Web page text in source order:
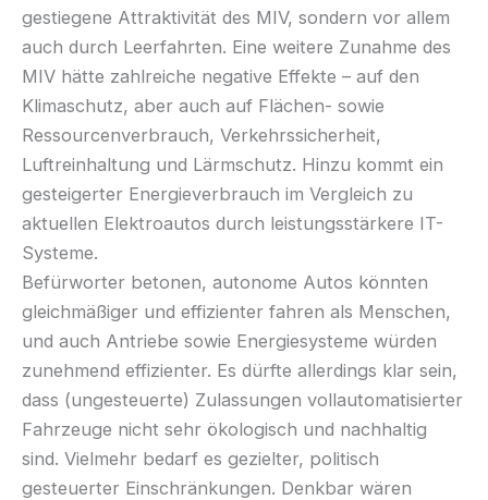
gestiegene Attraktivität des MIV, sondern vor allem
auch durch Leerfahrten. Eine weitere Zunahme des
MIV hätte zahlreiche negative Effekte – auf den
Klimaschutz, aber auch auf Flächen- sowie
Ressourcenverbrauch, Verkehrssicherheit,
Luftreinhaltung und Lärmschutz. Hinzu kommt ein
gesteigerter Energieverbrauch im Vergleich zu
aktuellen Elektroautos durch leistungsstärkere IT-
Systeme.
Befürworter betonen, autonome Autos könnten
gleichmäßiger und effizienter fahren als Menschen,
und auch Antriebe sowie Energiesysteme würden
zunehmend effizienter. Es dürfte allerdings klar sein,
dass (ungesteuerte) Zulassungen vollautomatisierter
Fahrzeuge nicht sehr ökologisch und nachhaltig
sind. Vielmehr bedarf es gezielter, politisch
gesteuerter Einschränkungen. Denkbar wären